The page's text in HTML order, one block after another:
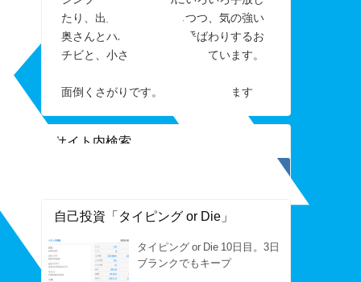
たり、出来なかったりしつつ、気の強い
奥さんとパパを「アレ」呼ばわりするお
チビと、小さく楽しく暮らしています。
面倒くさがりです。すぐ手を抜きます
サイト内検索
自己投資「タイピング or Die」
タイピング or Die 10日目。3日
ブランクでもキープ